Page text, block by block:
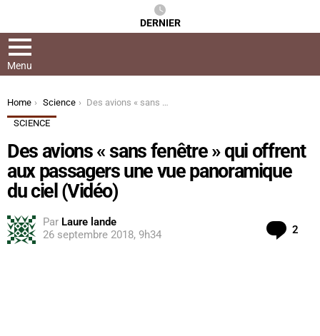
DERNIER
Menu
You are here:
Home Science
Des avions « sans fenêtre » qui offrent aux passagers une vue panoramique du ciel (Vidéo)
SCIENCE
Des avions « sans fenêtre » qui offrent
aux passagers une vue panoramique
du ciel (Vidéo)
Par Laure lande
26 septembre 2018, 9h34
2